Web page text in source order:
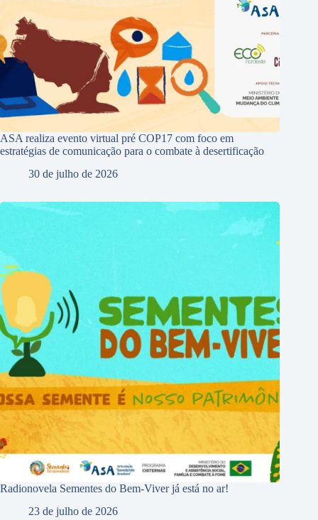
ASA realiza evento virtual pré COP17 com foco em
estratégias de comunicação para o combate à desertificação
30 de julho de 2026
Radionovela Sementes do Bem-Viver já está no ar!
23 de julho de 2026